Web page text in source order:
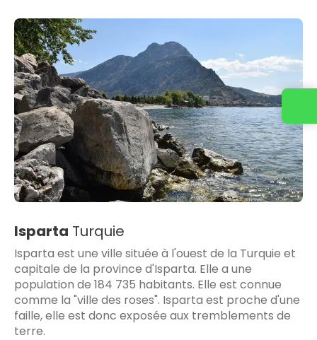
Isparta Turquie
Isparta est une ville située à l'ouest de la Turquie et
capitale de la province d'Isparta. Elle a une
population de 184 735 habitants. Elle est connue
comme la "ville des roses". Isparta est proche d'une
faille, elle est donc exposée aux tremblements de
terre.